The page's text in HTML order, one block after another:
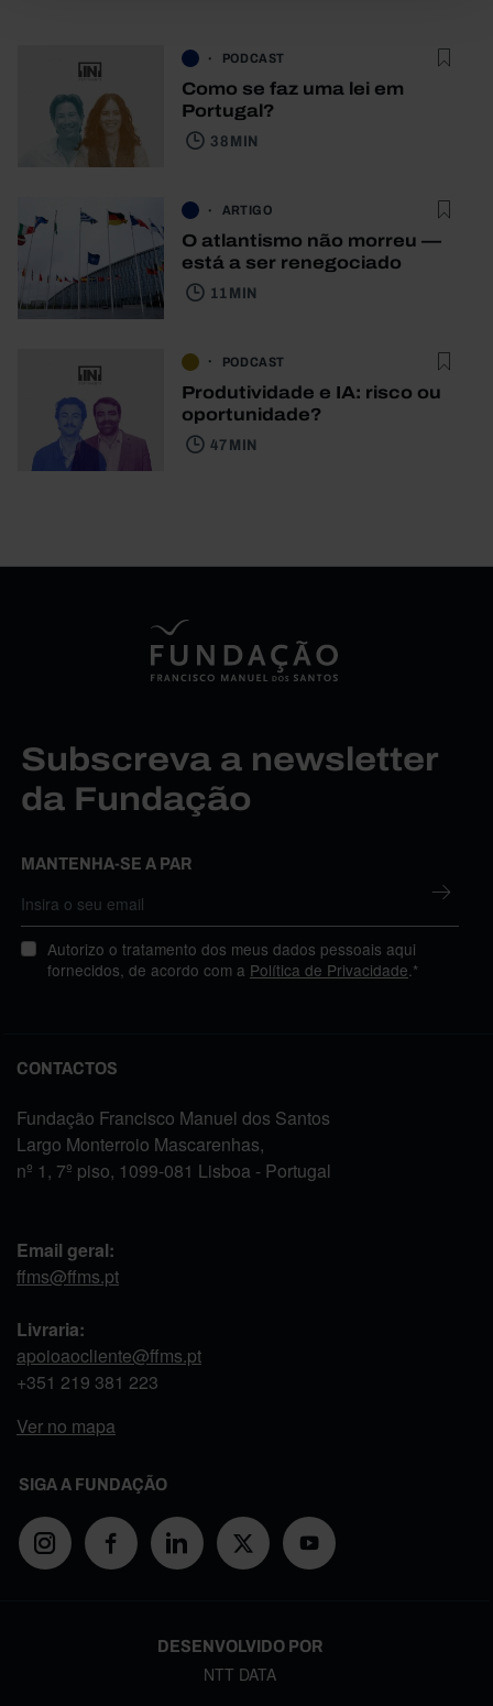
PODCAST
Como se faz uma lei em
Portugal?
38 MIN
ARTIGO
O atlantismo não morreu —
está a ser renegociado
11 MIN
PODCAST
Produtividade e IA: risco ou
oportunidade?
47 MIN
Subscreva a newsletter
da Fundação
MANTENHA-SE A PAR
Autorizo o tratamento dos meus dados pessoais aqui
fornecidos, de acordo com a Política de Privacidade .*
CONTACTOS
Fundação Francisco Manuel dos Santos
Largo Monterroio Mascarenhas,
nº 1, 7º piso, 1099-081 Lisboa - Portugal
Email geral:
ffms@ffms.pt
Livraria:
apoioaocliente@ffms.pt
+351 219 381 223
Ver no mapa
SIGA A FUNDAÇÃO
DESENVOLVIDO POR
NTT DATA